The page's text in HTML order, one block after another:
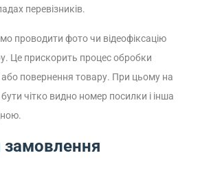
перевізників.
проводити фото чи відеофіксацію
Це прискорить процес обробки
або повернення товару. При цьому на
чітко видно номер посилки і інша
замовлення